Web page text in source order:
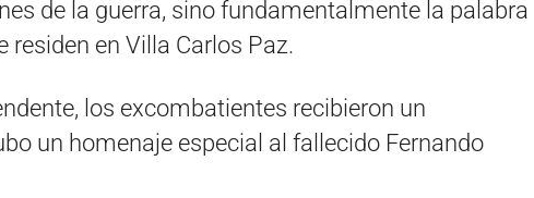
de la guerra, sino fundamentalmente la palabra
residen en Villa Carlos Paz.
los excombatientes recibieron un
un homenaje especial al fallecido Fernando